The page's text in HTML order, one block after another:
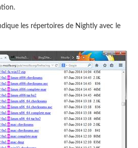
les répertoires de Nightly avec le